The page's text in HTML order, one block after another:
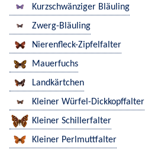
Kurzschwänziger Bläuling
Zwerg-Bläuling
Nierenfleck-Zipfelfalter
Mauerfuchs
Landkärtchen
Kleiner Würfel-Dickkopffalter
Kleiner Schillerfalter
Kleiner Perlmuttfalter